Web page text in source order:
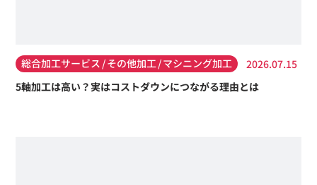
総合加工サービス その他加工 マシニング加工
2026.07.15
5軸加工は高い？実はコストダウンにつながる理由とは